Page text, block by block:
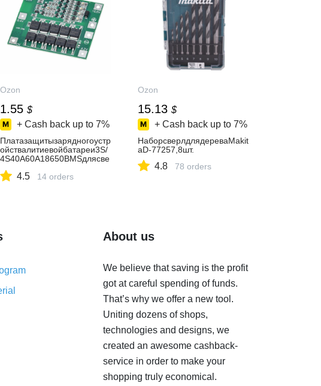
Ozon
1.55 $
+ Cash back up to 7%
Платазащитызарядногоустр
ойствалитиевойбатареи3S/
4S40A60A18650BMSдлясве
2,6В/14,8В16,8В,усиление/
4.5 14 orders
Ozon
15.13 $
+ Cash back up to 7%
НаборсверлдлядереваMakit
aD-77257,8шт.
4.8 78 orders
About us
We believe that saving is the profit
got at careful spending of funds.
That’s why we offer a new tool.
Uniting dozens of shops,
technologies and designs, we
created an awesome cashback-
service in order to make your
shopping truly economical.